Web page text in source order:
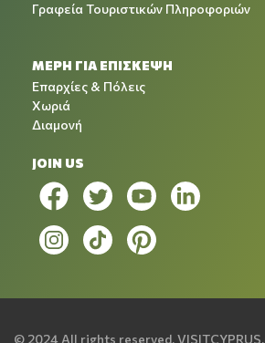
Γραφεία Τουριστικών Πληροφοριών
ΜΕΡΗ ΓΙΑ ΕΠΙΣΚΕΨΗ
Επαρχίες & Πόλεις
Χωριά
Διαμονή
JOIN US
© 2024 All rights reserved.